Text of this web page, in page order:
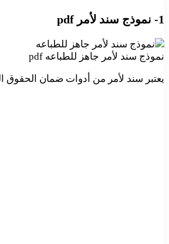
1- نموذج سند لأمر pdf
نموذج سند لأمر جاهز للطباعه pdf
يعتبر سند لأمر من أدوات ضمان الحقوق